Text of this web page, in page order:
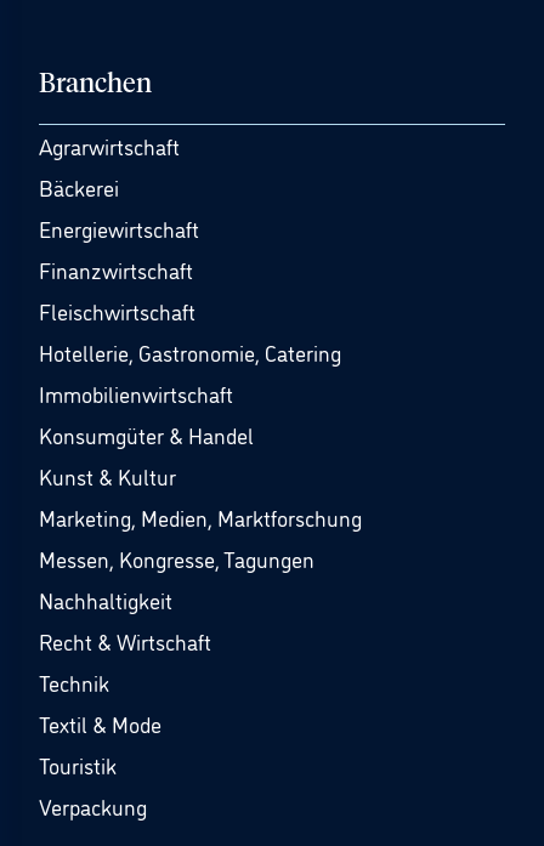
Branchen
Agrarwirtschaft
Bäckerei
Energiewirtschaft
Finanzwirtschaft
Fleischwirtschaft
Hotellerie, Gastronomie, Catering
Immobilienwirtschaft
Konsumgüter & Handel
Kunst & Kultur
Marketing, Medien, Marktforschung
Messen, Kongresse, Tagungen
Nachhaltigkeit
Recht & Wirtschaft
Technik
Textil & Mode
Touristik
Verpackung